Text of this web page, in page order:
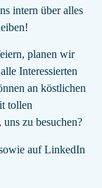
intern über alles
planen wir
Interessierten
an köstlichen
tollen
zu besuchen?
auf LinkedIn